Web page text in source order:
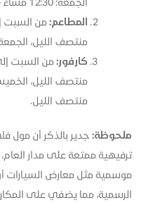
المطاعم:
منتصف الليل، الجمعة: 12:30 مساءً – 2 بعد منتصف
كارفور:
منتصف الليل.
ملحوظة: جدير بالذكر أن مول
ترفيهية ممتعة على مدار
موسمية مثل معارض السيارات أو
الرسمية، مما يضفي على